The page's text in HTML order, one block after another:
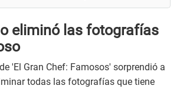
eliminó las fotografías
'El Gran Chef: Famosos' sorprendió a
todas las fotografías que tiene